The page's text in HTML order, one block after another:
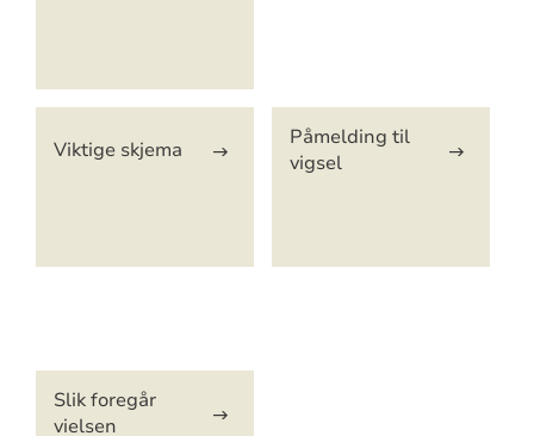
Viktige skjema
Påmelding til
vigsel
Artikkelsnarveger
Slik foregår
vielsen